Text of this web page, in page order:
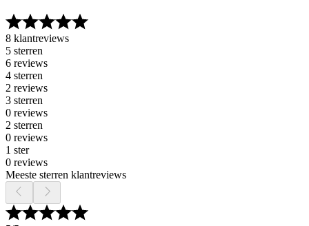
8 klantreviews
5 sterren
6 reviews
4 sterren
2 reviews
3 sterren
0 reviews
2 sterren
0 reviews
1 ster
0 reviews
Meeste sterren klantreviews